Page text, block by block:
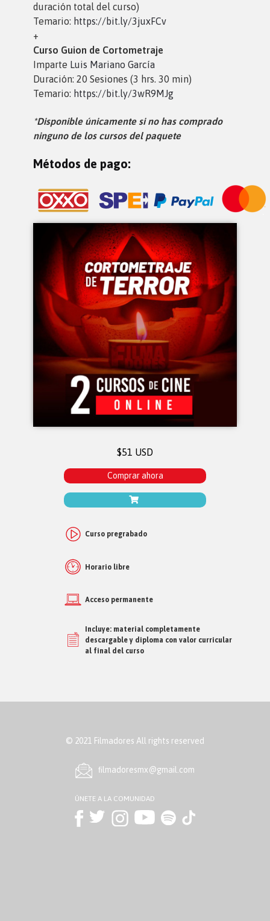
duración total del curso)
Temario: https://bit.ly/3juxFCv
+
Curso Guion de Cortometraje
Imparte Luis Mariano García
Duración: 20 Sesiones (3 hrs. 30 min)
Temario: https://bit.ly/3wR9MJg
*Disponible únicamente si no has comprado
ninguno de los cursos del paquete
Métodos de pago:
$51 USD
Comprar ahora
Curso pregrabado
Horario libre
Acceso permanente
Incluye: material completamente
descargable y diploma con valor curricular
al final del curso
© 2021 Filmadores All rights reserved
ﬁlmadoresmx@gmail.com
ÚNETE A LA COMUNIDAD